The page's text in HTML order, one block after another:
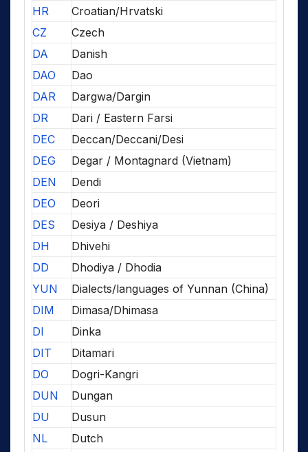
HR
Croatian/Hrvatski
CZ
Czech
DA
Danish
DAO
Dao
DAR
Dargwa/Dargin
DR
Dari / Eastern Farsi
DEC
Deccan/Deccani/Desi
DEG
Degar / Montagnard (Vietnam)
DEN
Dendi
DEO
Deori
DES
Desiya / Deshiya
DH
Dhivehi
DD
Dhodiya / Dhodia
YUN
Dialects/languages of Yunnan (China)
DIM
Dimasa/Dhimasa
DI
Dinka
DIT
Ditamari
DO
Dogri-Kangri
DUN
Dungan
DU
Dusun
NL
Dutch